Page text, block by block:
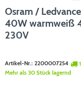
Osram /
40W warmweiß
230V
Artikel-Nr.: 2200007254
Mehr als 30 Stück lagernd